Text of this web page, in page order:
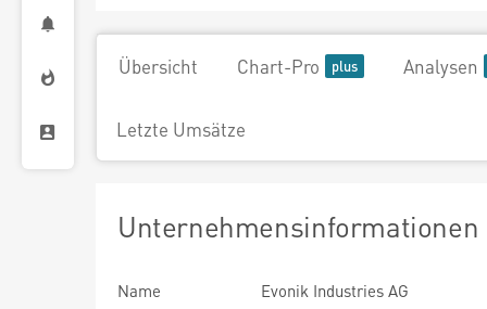
Übersicht Chart-Pro Analysen
Letzte Umsätze
Unternehmensinformationen
Name Evonik Industries AG